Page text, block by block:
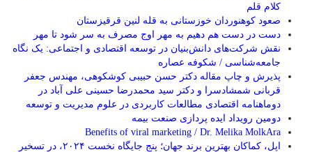
کلام قلم
صعود کوهنوردان خوزستانی به قله لنین قرقیزستان
دست در دست هم دهیم به مهر اوج مصرف به سر شود تا مهر
نقش شرکت‌های دانش‌بنیان در توسعه اقتصادی و اجتماعی: یک نگاه
جامعه‌شناسی / شکوفه عصاره
پذیرش و چاپ مقاله دکتر حسن حبیبی کوشکوهی، مهندس جعفر
قربانی شمشادسرا و دکتر سید محمدرضا حسینی علی آباد در
دوماهنامه اقتصادی مطالعات کاربردی در علوم مدیریت و توسعه
دومین رویداد ایده پردازی صنعت بیمه
Benefits of viral marketing / Dr. Melika MolkAra
اپل، کماکان بهترین برند جهان؛ پنج جایگاه نخست ۲۰۲۴، در تسخیر